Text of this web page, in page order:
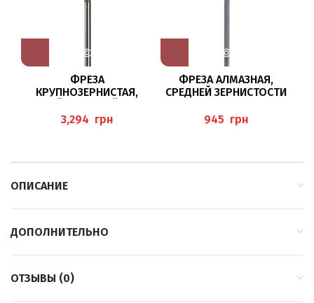
ФРЕЗА
КРУПНОЗЕРНИСТАЯ,
HT6880/100
HYBRIDTWISTER BUSCH
грн
ФРЕЗА АЛМАЗНАЯ,
СРЕДНЕЙ ЗЕРНИСТОСТИ
грн
ОПИСАНИЕ
ДОПОЛНИТЕЛЬНО
ОТЗЫВЫ (0)